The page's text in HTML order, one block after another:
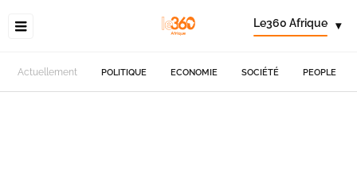
Le360 Afrique ▾
Actuellement POLITIQUE ECONOMIE SOCIÉTÉ PEOPLE